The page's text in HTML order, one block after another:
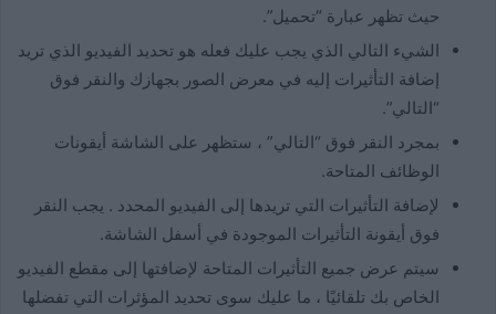
حيث تظهر عبارة “تحميل”.
الشيء التالي الذي يجب عليك فعله هو تحديد الفيديو الذي تريد
إضافة التأثيرات إليه في معرض الصور بجهازك والنقر فوق
“التالي”.
بمجرد النقر فوق “التالي” ، ستظهر على الشاشة أيقونات
الوظائف المتاحة.
لإضافة التأثيرات التي تريدها إلى الفيديو المحدد . يجب النقر
فوق أيقونة التأثيرات الموجودة في أسفل الشاشة.
سيتم عرض جميع التأثيرات المتاحة لإضافتها إلى مقطع الفيديو
الخاص بك تلقائيًا ، ما عليك سوى تحديد المؤثرات التي تفضلها